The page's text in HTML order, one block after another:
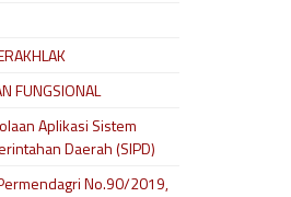
FUNGSIONAL
Aplikasi Sistem
Daerah (SIPD)
No.90/2019,